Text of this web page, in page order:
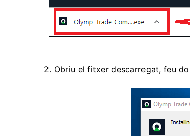
2. Obriu el fitxer descarregat, feu